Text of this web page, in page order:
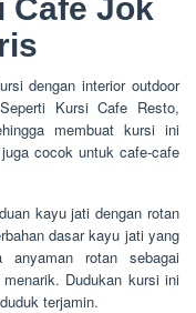
Cafe Jok
dengan interior outdoor
Kursi Cafe Resto,
membuat kursi ini
cocok untuk cafe-cafe
kayu jati dengan rotan
dasar kayu jati yang
anyaman rotan sebagai
Dudukan kursi ini
terjamin.